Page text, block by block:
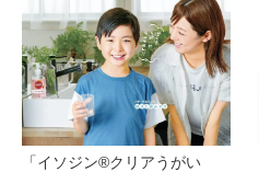
「イソジン®クリアうがい